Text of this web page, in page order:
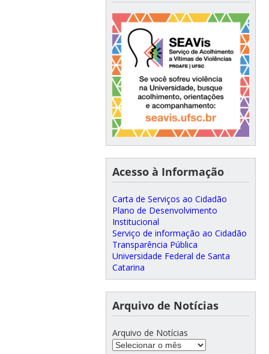
Acesso à Informação
Carta de Serviços ao Cidadão
Plano de Desenvolvimento
Institucional
Serviço de informação ao Cidadão
Transparência Pública
Universidade Federal de Santa
Catarina
Arquivo de Notícias
Arquivo de Notícias